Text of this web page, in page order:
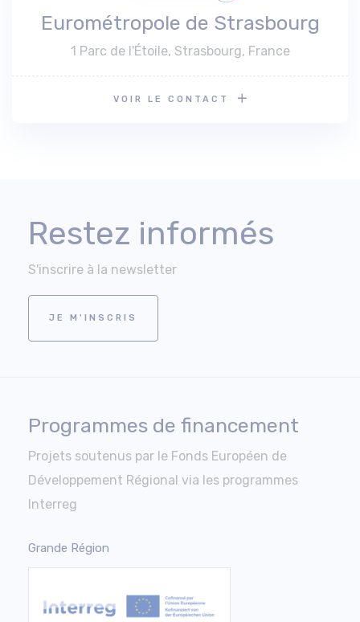
Eurométropole de Strasbourg
1 Parc de l'Étoile, Strasbourg, France
VOIR LE CONTACT
Restez informés
S'inscrire à la newsletter
JE M'INSCRIS
Programmes de financement
Projets soutenus par le Fonds Européen de
Développement Régional via les programmes
Interreg
Grande Région